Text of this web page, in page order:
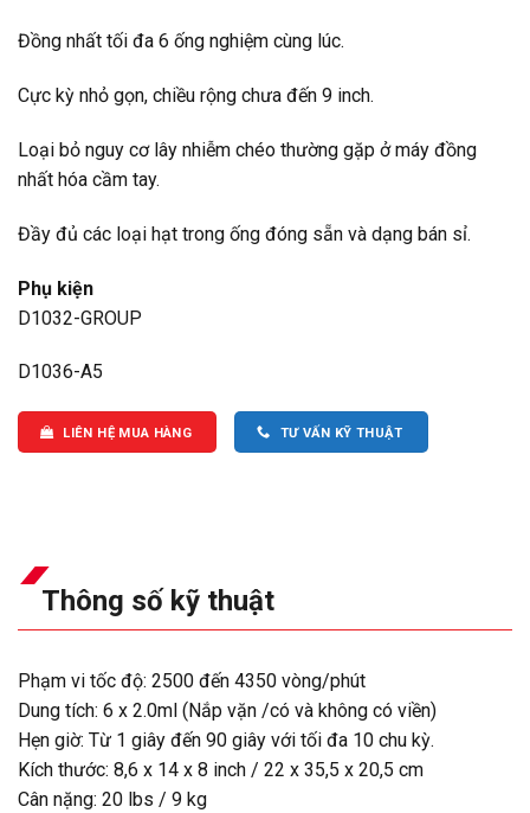
Đồng nhất tối đa 6 ống nghiệm cùng lúc.
Cực kỳ nhỏ gọn, chiều rộng chưa đến 9 inch.
Loại bỏ nguy cơ lây nhiễm chéo thường gặp ở máy đồng
nhất hóa cầm tay.
Đầy đủ các loại hạt trong ống đóng sẵn và dạng bán sỉ.
Phụ kiện
D1032-GROUP
D1036-A5
LIÊN HỆ MUA HÀNG TƯ VẤN KỸ THUẬT
Thông số kỹ thuật
Phạm vi tốc độ: 2500 đến 4350 vòng/phút
Dung tích: 6 x 2.0ml (Nắp vặn /có và không có viền)
Hẹn giờ: Từ 1 giây đến 90 giây với tối đa 10 chu kỳ.
Kích thước: 8,6 x 14 x 8 inch / 22 x 35,5 x 20,5 cm
Cân nặng: 20 lbs / 9 kg